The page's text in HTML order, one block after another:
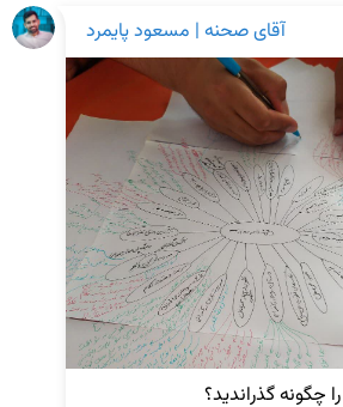
آقای صحنه | مسعود پایمرد